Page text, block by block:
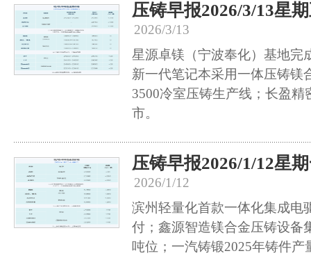
压铸早报2026/3/13星
2026/3/13
星源卓镁（宁波奉化）基地完
新一代笔记本采用一体压铸镁
3500冷室压铸生产线；长盈
市。
压铸早报2026/1/12星
2026/1/12
滨州轻量化首款一体化集成电
付；鑫源智造镁合金压铸设备
吨位；一汽铸锻2025年铸件产